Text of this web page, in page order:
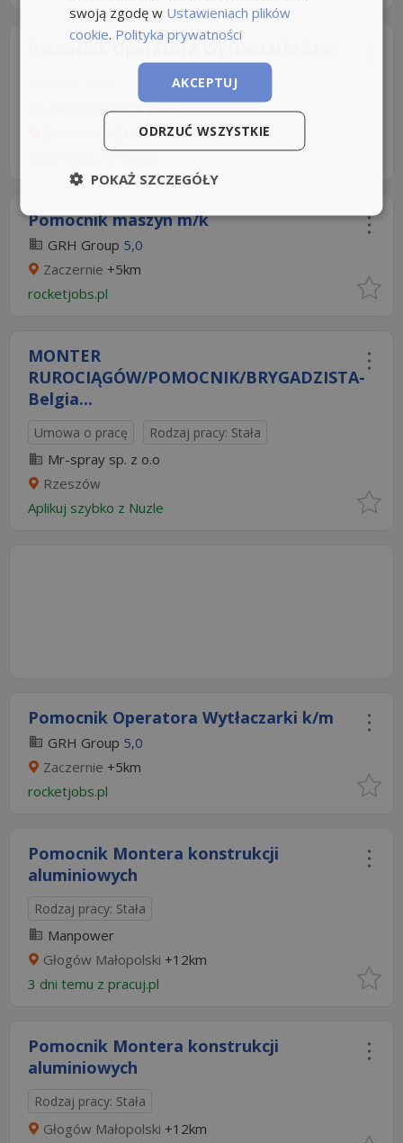
Pomocnik Operatora Wytłaczarki k/m
GRH Polska Sp. z o.o
+5km
Pomocnik maszyn m/k
GRH Group 5,0
Zaczernie +5km
rocketjobs.pl
MONTER
RUROCIĄGÓW/POMOCNIK/BRYGADZISTA-
Belgia...
Umowa o pracę Rodzaj pracy: Stała
Mr-spray sp. z o.o
Rzeszów
Aplikuj szybko z Nuzle
Pomocnik Operatora Wytłaczarki k/m
GRH Group 5,0
Zaczernie +5km
rocketjobs.pl
Pomocnik Montera konstrukcji
aluminiowych
Rodzaj pracy: Stała
Manpower
Głogów Małopolski +12km
3 dni temu z pracuj.pl
Pomocnik Montera konstrukcji
aluminiowych
Rodzaj pracy: Stała
Głogów Małopolski +12km
swoją zgodę w Ustawieniach plików
cookie. Polityka prywatności
AKCEPTUJ
ODRZUĆ WSZYSTKIE
POKAŻ SZCZEGÓŁY